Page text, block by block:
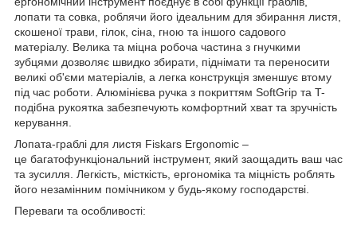
лопати та совка, роблячи його ідеальним для збирання листя,
скошеної трави, гілок, сіна, гною та іншого садового
матеріалу. Велика та міцна робоча частина з гнучкими
зубцями дозволяє швидко збирати, піднімати та переносити
великі об'єми матеріалів, а легка конструкція зменшує втому
під час роботи. Алюмінієва ручка з покриттям SoftGrip та T-
подібна рукоятка забезпечують комфортний хват та зручність
керування.
Лопата-граблі для листя Fiskars Ergonomic –
це багатофункціональний інструмент, який заощадить ваш час
та зусилля. Легкість, місткість, ергономіка та міцність роблять
його незамінним помічником у будь-якому господарстві.
Переваги та особливості: